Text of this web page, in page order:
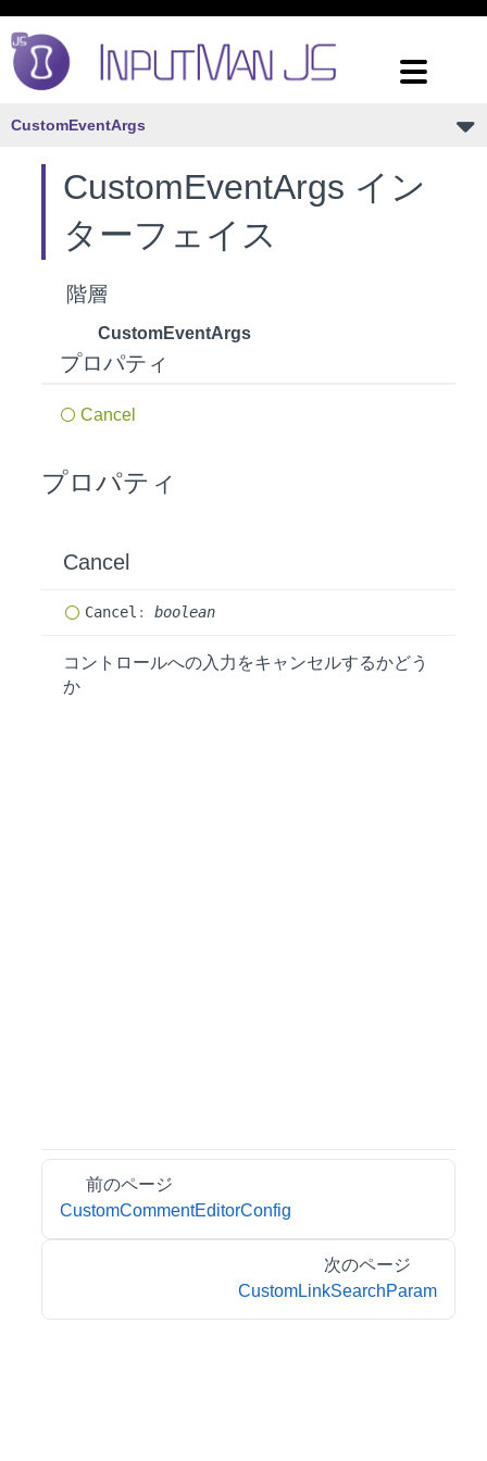
CustomEventArgs
CustomEventArgs イン
ターフェイス
階層
CustomEventArgs
プロパティ
Cancel
プロパティ
Cancel
Cancel : boolean
コントロールへの入力をキャンセルするかどう
か
前のページ
CustomCommentEditorConfig
次のページ
CustomLinkSearchParam